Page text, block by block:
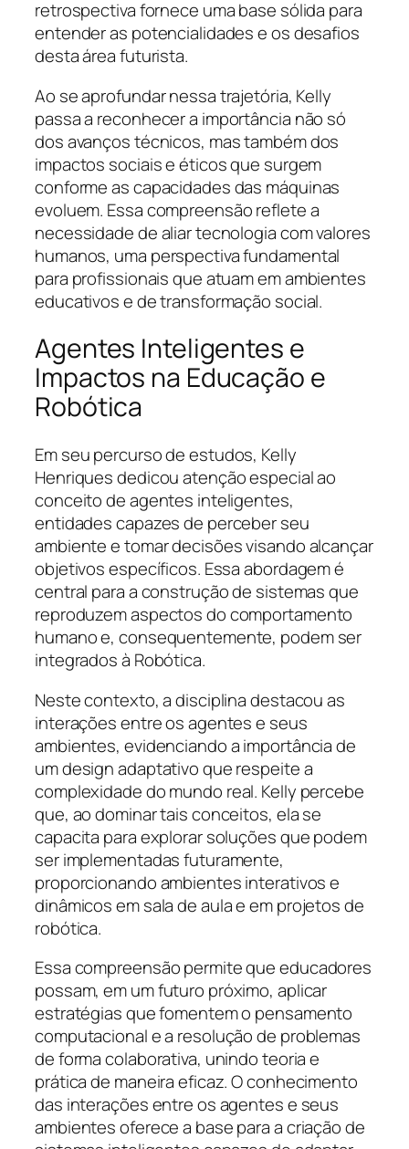
retrospectiva fornece uma base sólida para
entender as potencialidades e os desafios
desta área futurista.
Ao se aprofundar nessa trajetória, Kelly
passa a reconhecer a importância não só
dos avanços técnicos, mas também dos
impactos sociais e éticos que surgem
conforme as capacidades das máquinas
evoluem. Essa compreensão reflete a
necessidade de aliar tecnologia com valores
humanos, uma perspectiva fundamental
para profissionais que atuam em ambientes
educativos e de transformação social.
Agentes Inteligentes e
Impactos na Educação e
Robótica
Em seu percurso de estudos, Kelly
Henriques dedicou atenção especial ao
conceito de agentes inteligentes,
entidades capazes de perceber seu
ambiente e tomar decisões visando alcançar
objetivos específicos. Essa abordagem é
central para a construção de sistemas que
reproduzem aspectos do comportamento
humano e, consequentemente, podem ser
integrados à Robótica.
Neste contexto, a disciplina destacou as
interações entre os agentes e seus
ambientes, evidenciando a importância de
um design adaptativo que respeite a
complexidade do mundo real. Kelly percebe
que, ao dominar tais conceitos, ela se
capacita para explorar soluções que podem
ser implementadas futuramente,
proporcionando ambientes interativos e
dinâmicos em sala de aula e em projetos de
robótica.
Essa compreensão permite que educadores
possam, em um futuro próximo, aplicar
estratégias que fomentem o pensamento
computacional e a resolução de problemas
de forma colaborativa, unindo teoria e
prática de maneira eficaz. O conhecimento
das interações entre os agentes e seus
ambientes oferece a base para a criação de